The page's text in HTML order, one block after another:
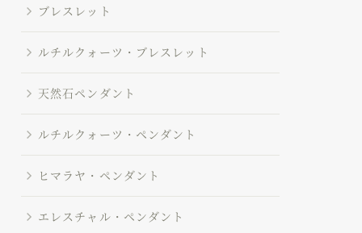
ブレスレット
ルチルクォーツ・ブレスレット
天然石ペンダント
ルチルクォーツ・ペンダント
ヒマラヤ・ペンダント
エレスチャル・ペンダント